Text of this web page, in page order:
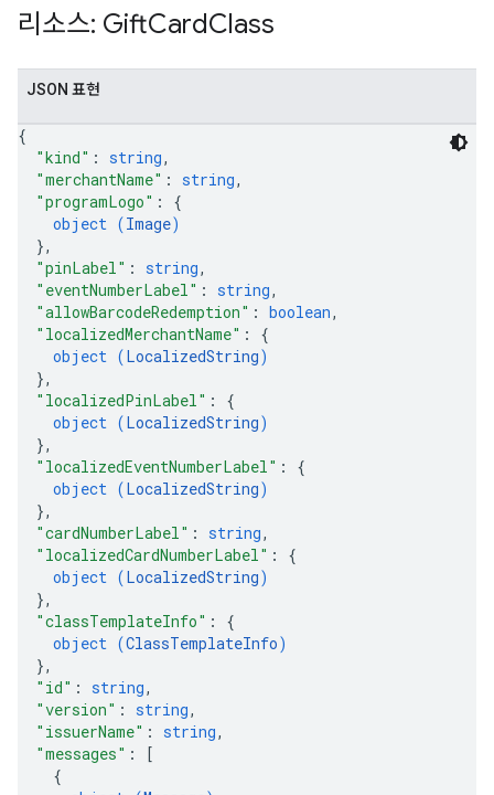
리소스: GiftCardClass
JSON 표현
{
"kind" : string,
"merchantName" : string,
"programLogo" : {
object (Image)
},
"pinLabel" : string,
"eventNumberLabel" : string,
"allowBarcodeRedemption" : boolean,
"localizedMerchantName" : {
object (LocalizedString)
},
"localizedPinLabel" : {
object (LocalizedString)
},
"localizedEventNumberLabel" : {
object (LocalizedString)
},
"cardNumberLabel" : string,
"localizedCardNumberLabel" : {
object (LocalizedString)
},
"classTemplateInfo" : {
object (ClassTemplateInfo)
},
"id" : string,
"version" : string,
"issuerName" : string,
"messages" :
[
{